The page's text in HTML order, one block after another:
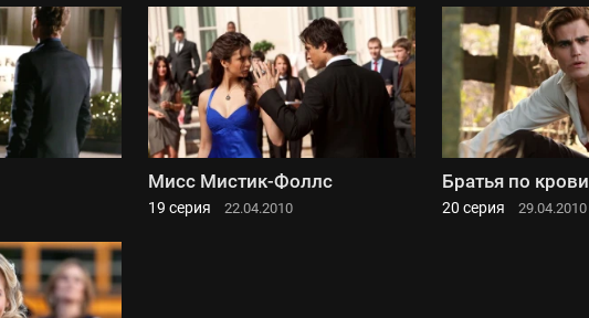
Мисс Мистик-Фоллс
19 серия 22.04.2010
Братья по крови
20 серия 29.04.2010